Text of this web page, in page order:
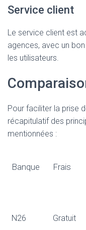
Service client
Le service client est
agences, avec un
les utilisateurs.
Pour faciliter la prise
récapitulatif des
mentionnées :
Banque Frais
N26 Gratuit